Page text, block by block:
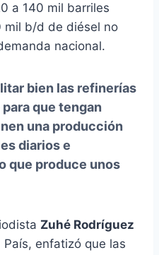
a 140 mil barriles
mil b/d de diésel no
nacional.
bien las refinerías
que tengan
una producción
diarios e
que produce unos
Zuhé Rodríguez
enfatizó que las